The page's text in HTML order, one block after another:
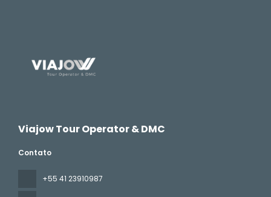
Viajow Tour Operator & DMC
Contato
+55 41 23910987